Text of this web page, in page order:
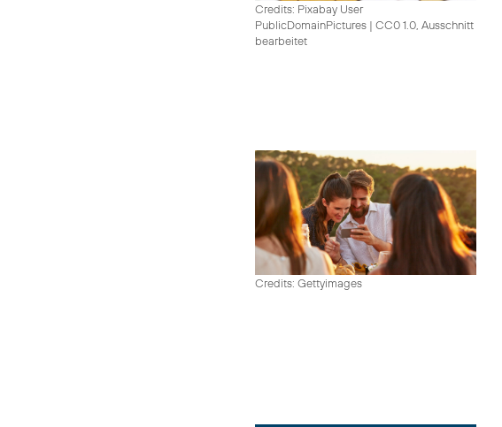
Credits: Pixabay User
PublicDomainPictures | CC0 1.0, Ausschnitt
bearbeitet
Credits: Gettyimages